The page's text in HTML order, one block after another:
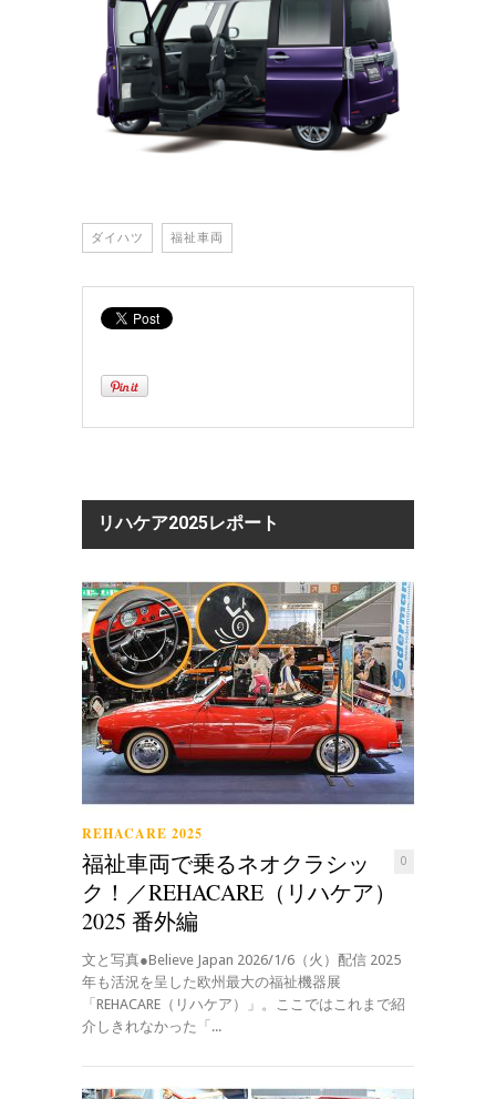
ダイハツ 福祉車両
リハケア2025レポート
REHACARE 2025
0
福祉車両で乗るネオクラシッ
ク！／REHACARE（リハケア）
2025 番外編
文と写真●Believe Japan 2026/1/6（火）配信 2025
年も活況を呈した欧州最大の福祉機器展
「REHACARE（リハケア）」。ここではこれまで紹
介しきれなかった「...